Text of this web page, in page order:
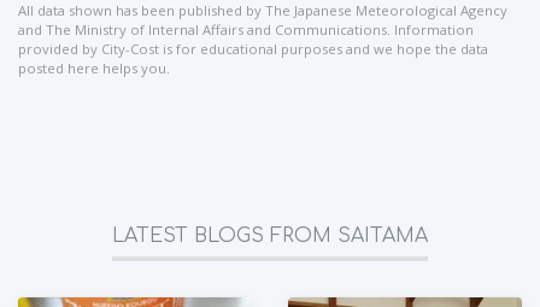
All data shown has been published by The Japanese Meteorological Agency
and The Ministry of Internal Affairs and Communications. Information
provided by City-Cost is for educational purposes and we hope the data
posted here helps you.
LATEST BLOGS FROM SAITAMA